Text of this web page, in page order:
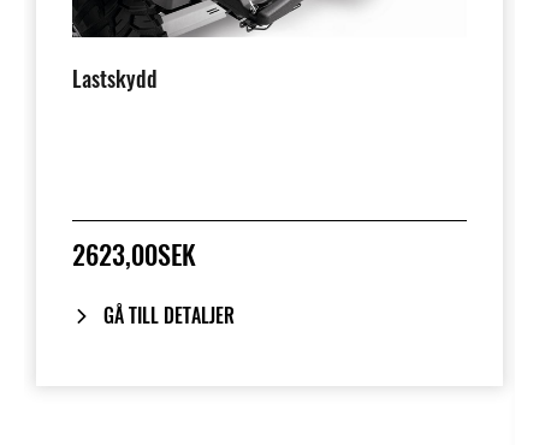
Lastskydd
2623,00SEK
GÅ TILL DETALJER